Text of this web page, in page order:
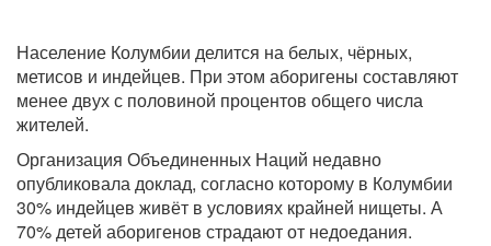
Население Колумбии делится на белых, чёрных,
метисов и индейцев. При этом аборигены составляют
менее двух с половиной процентов общего числа
жителей.
Организация Объединенных Наций недавно
опубликовала доклад, согласно которому в Колумбии
30% индейцев живёт в условиях крайней нищеты. А
70% детей аборигенов страдают от недоедания.